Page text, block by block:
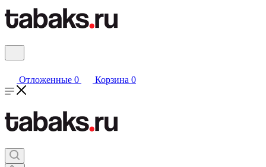
Отложенные 0 Корзина 0